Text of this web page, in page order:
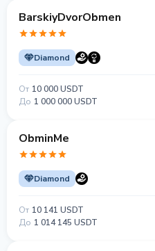
BarskiyDvorObmen
Diamond
От 10 000 USDT
До 1 000 000 USDT
ObminMe
Diamond
От 10 141 USDT
До 1 014 145 USDT